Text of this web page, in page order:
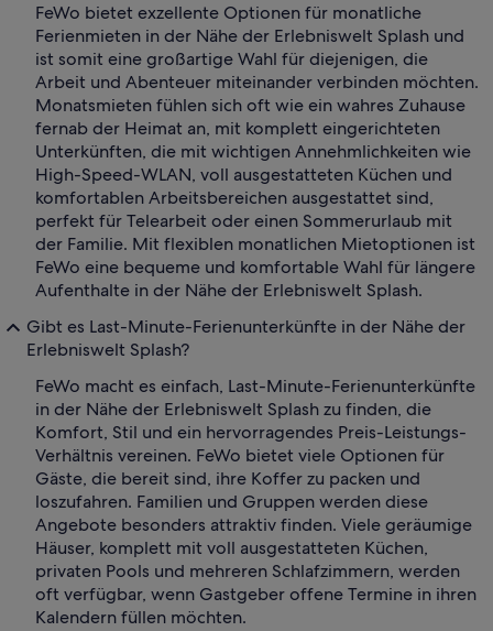
FeWo bietet exzellente Optionen für monatliche
Ferienmieten in der Nähe der Erlebniswelt Splash und
ist somit eine großartige Wahl für diejenigen, die
Arbeit und Abenteuer miteinander verbinden möchten.
Monatsmieten fühlen sich oft wie ein wahres Zuhause
fernab der Heimat an, mit komplett eingerichteten
Unterkünften, die mit wichtigen Annehmlichkeiten wie
High-Speed-WLAN, voll ausgestatteten Küchen und
komfortablen Arbeitsbereichen ausgestattet sind,
perfekt für Telearbeit oder einen Sommerurlaub mit
der Familie. Mit flexiblen monatlichen Mietoptionen ist
FeWo eine bequeme und komfortable Wahl für längere
Aufenthalte in der Nähe der Erlebniswelt Splash.
Gibt es Last-Minute-Ferienunterkünfte in der Nähe der
Erlebniswelt Splash?
FeWo macht es einfach, Last-Minute-Ferienunterkünfte
in der Nähe der Erlebniswelt Splash zu finden, die
Komfort, Stil und ein hervorragendes Preis-Leistungs-
Verhältnis vereinen. FeWo bietet viele Optionen für
Gäste, die bereit sind, ihre Koffer zu packen und
loszufahren. Familien und Gruppen werden diese
Angebote besonders attraktiv finden. Viele geräumige
Häuser, komplett mit voll ausgestatteten Küchen,
privaten Pools und mehreren Schlafzimmern, werden
oft verfügbar, wenn Gastgeber offene Termine in ihren
Kalendern füllen möchten.